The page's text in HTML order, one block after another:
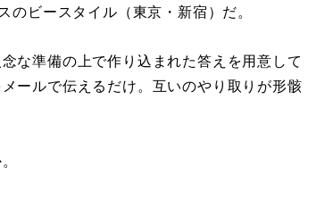
ビースタイル（東京・新宿）だ。
な準備の上で作り込まれた答えを用意して
ールで伝えるだけ。互いのやり取りが形骸